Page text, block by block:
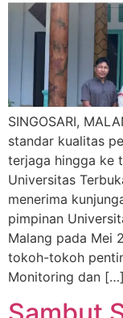
SINGOSARI,
standar kualitas
terjaga hingga ke
Universitas
menerima
pimpinan
Malang pada Mei
tokoh-tokoh
Monitoring dan […]